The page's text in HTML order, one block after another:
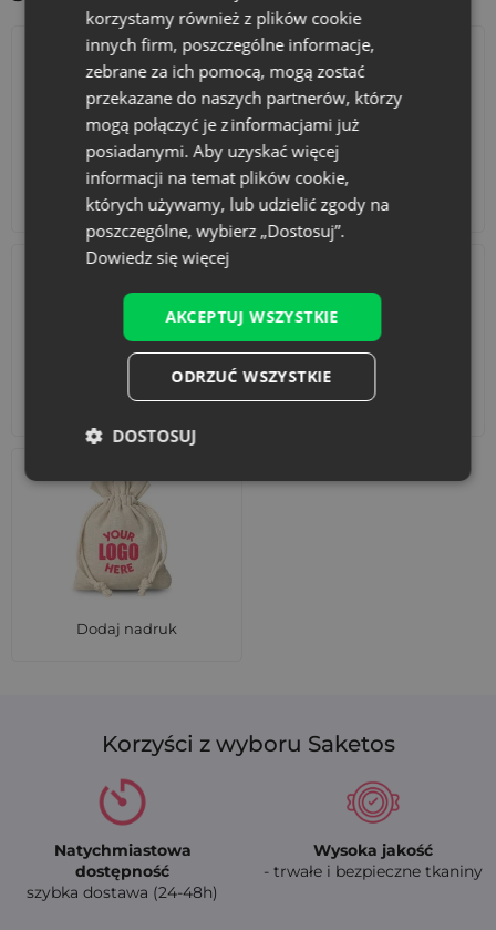
Kalendarze adwentowe Torby bawełniane
Akcesoria i dekoracje Zestawy
Dodaj nadruk
Korzyści z wyboru Saketos
Natychmiastowa
dostępność
szybka dostawa (24-48h)
Wysoka jakość
- trwałe i bezpieczne tkaniny
korzystamy również z plików cookie
innych firm, poszczególne informacje,
zebrane za ich pomocą, mogą zostać
przekazane do naszych partnerów, którzy
mogą połączyć je z informacjami już
posiadanymi. Aby uzyskać więcej
informacji na temat plików cookie,
których używamy, lub udzielić zgody na
poszczególne, wybierz „Dostosuj”.
Dowiedz się więcej
AKCEPTUJ WSZYSTKIE
ODRZUĆ WSZYSTKIE
DOSTOSUJ